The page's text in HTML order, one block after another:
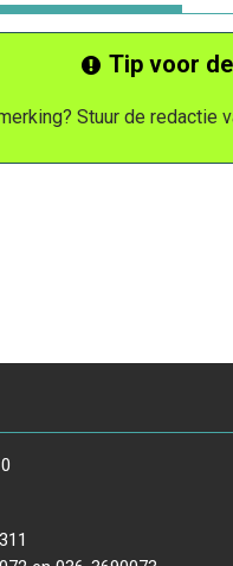
Tip voor
Stuur de redactie